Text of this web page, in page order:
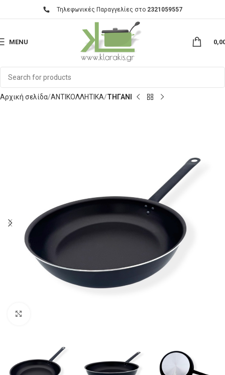
Τηλεφωνικές Παραγγελίες στο 2321059557
MENU
Αρχική σελίδα ΑΝΤΙΚΟΛΛΗΤΙΚΑ ΤΗΓΑΝΙ